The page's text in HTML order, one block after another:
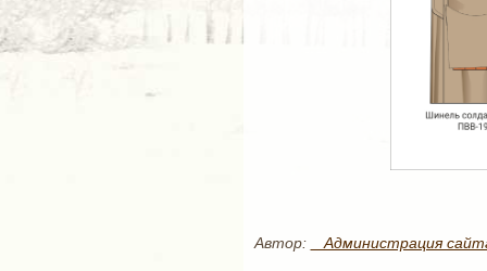
Автор: _ Администрация